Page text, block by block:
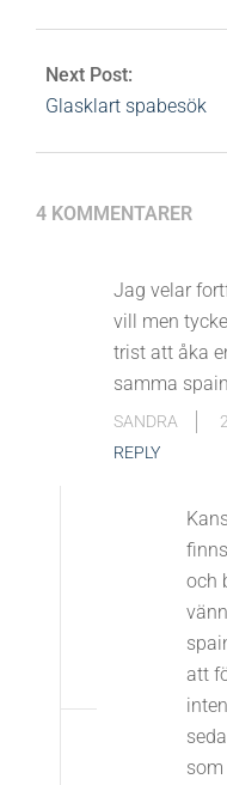
Next Post:
Glasklart spabesök
4 KOMMENTARER
Jag velar
vill men
trist att åka
samma
SANDRA
REPLY
och
att